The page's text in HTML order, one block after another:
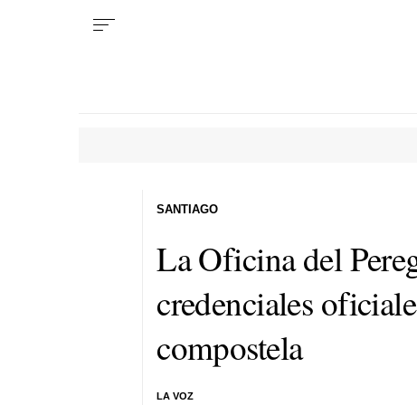
La Oficina del
credenciales
compostela
LA VOZ
SANTIAGO